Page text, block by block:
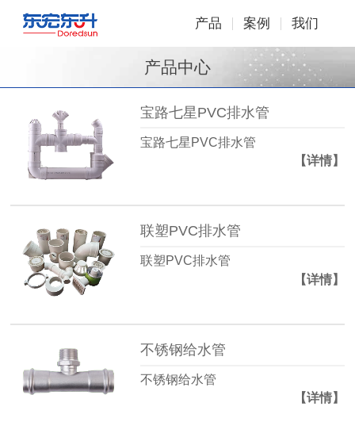
产品 案例 我们
产品中心
宝路七星PVC排水管
宝路七星PVC排水管
【详情】
联塑PVC排水管
联塑PVC排水管
【详情】
不锈钢给水管
不锈钢给水管
【详情】